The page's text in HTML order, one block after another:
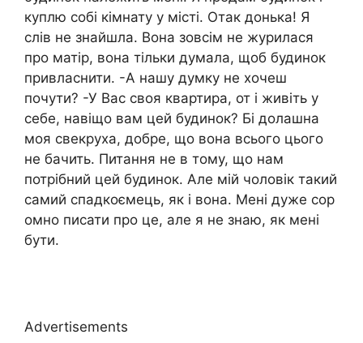
куплю собі кімнату у місті. Отак донька! Я
слів не знайшла. Вона зовсім не журилася
про матір, вона тільки думала, щоб будинок
привласнити. -А нашу думку не хочеш
почути? -У Вас своя квартира, от і живіть у
себе, навіщо вам цей будинок? Бі долашна
моя свекруха, добре, що вона всього цього
не бачить. Питання не в тому, що нам
потрібний цей будинок. Але мій чоловік такий
самий спадкоємець, як і вона. Мені дуже сор
омно писати про це, але я не знаю, як мені
бути.
Advertisements